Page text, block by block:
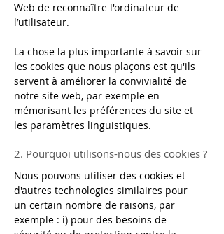
Web de reconnaître l'ordinateur de
l’utilisateur.
La chose la plus importante à savoir sur
les cookies que nous plaçons est qu'ils
servent à améliorer la convivialité de
notre site web, par exemple en
mémorisant les préférences du site et
les paramètres linguistiques.
2. Pourquoi utilisons-nous des cookies ?
Nous pouvons utiliser des cookies et
d'autres technologies similaires pour
un certain nombre de raisons, par
exemple : i) pour des besoins de